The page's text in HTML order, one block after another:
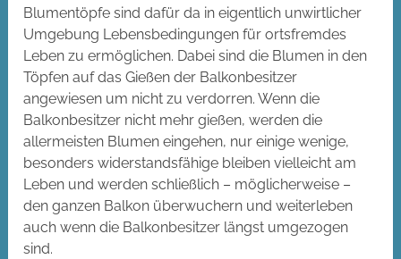
Blumentöpfe sind dafür da in eigentlich unwirtlicher
Umgebung Lebensbedingungen für ortsfremdes
Leben zu ermöglichen. Dabei sind die Blumen in den
Töpfen auf das Gießen der Balkonbesitzer
angewiesen um nicht zu verdorren. Wenn die
Balkonbesitzer nicht mehr gießen, werden die
allermeisten Blumen eingehen, nur einige wenige,
besonders widerstandsfähige bleiben vielleicht am
Leben und werden schließlich – möglicherweise –
den ganzen Balkon überwuchern und weiterleben
auch wenn die Balkonbesitzer längst umgezogen
sind.